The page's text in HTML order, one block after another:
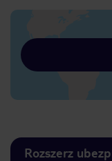
Rozszerz